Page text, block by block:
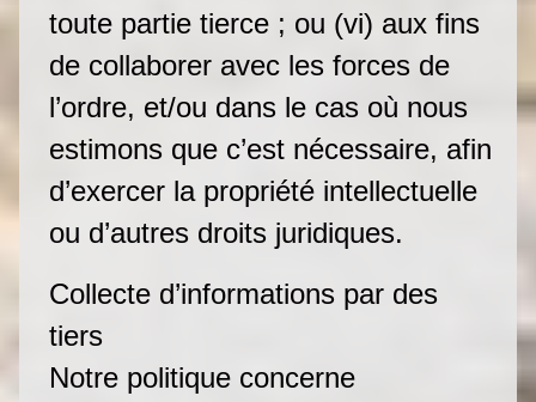
toute partie tierce ; ou (vi) aux fins
de collaborer avec les forces de
l’ordre, et/ou dans le cas où nous
estimons que c’est nécessaire, afin
d’exercer la propriété intellectuelle
ou d’autres droits juridiques.
Collecte d’informations par des
tiers
Notre politique concerne